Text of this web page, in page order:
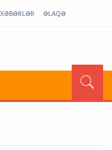
XƏBƏRLƏR ƏLAQƏ